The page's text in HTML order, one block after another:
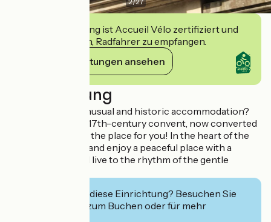
Diese Einrichtung ist Accueil Vélo zertifiziert und
verpflichtet sich, Radfahrer zu empfangen.
Ihre Verpflichtungen ansehen
Beschreibung
Are you a fan of unusual and historic accommodation?
Then this former 17th-century convent, now converted
into a hotel, is just the place for you! In the heart of the
city centre, come and enjoy a peaceful place with a
tasteful decor, and live to the rhythm of the gentle
Interessiert Sie diese Einrichtung? Besuchen Sie
deren Website zum Buchen oder für mehr